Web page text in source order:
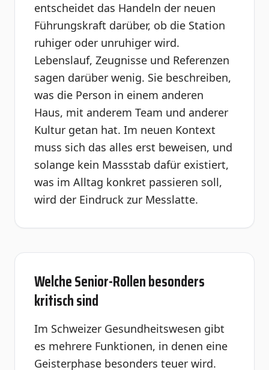
entscheidet das Handeln der neuen
Führungskraft darüber, ob die Station
ruhiger oder unruhiger wird.
Lebenslauf, Zeugnisse und Referenzen
sagen darüber wenig. Sie beschreiben,
was die Person in einem anderen
Haus, mit anderem Team und anderer
Kultur getan hat. Im neuen Kontext
muss sich das alles erst beweisen, und
solange kein Massstab dafür existiert,
was im Alltag konkret passieren soll,
wird der Eindruck zur Messlatte.
Welche Senior-Rollen besonders
kritisch sind
Im Schweizer Gesundheitswesen gibt
es mehrere Funktionen, in denen eine
Geisterphase besonders teuer wird.